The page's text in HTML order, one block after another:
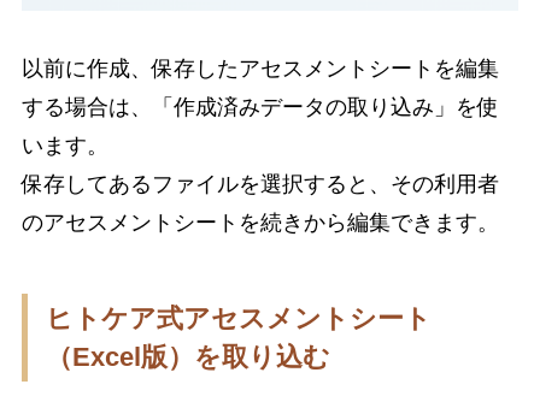
以前に作成、保存したアセスメントシートを編集
する場合は、「作成済みデータの取り込み」を使
います。
保存してあるファイルを選択すると、その利用者
のアセスメントシートを続きから編集できます。
ヒトケア式アセスメントシート
（Excel版）を取り込む